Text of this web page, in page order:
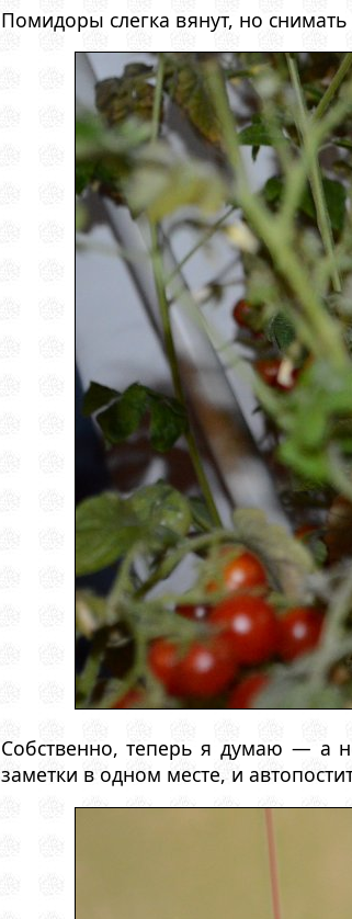
Помидоры слегка вянут, но
Собственно, теперь я думаю — а
заметки в одном месте, и